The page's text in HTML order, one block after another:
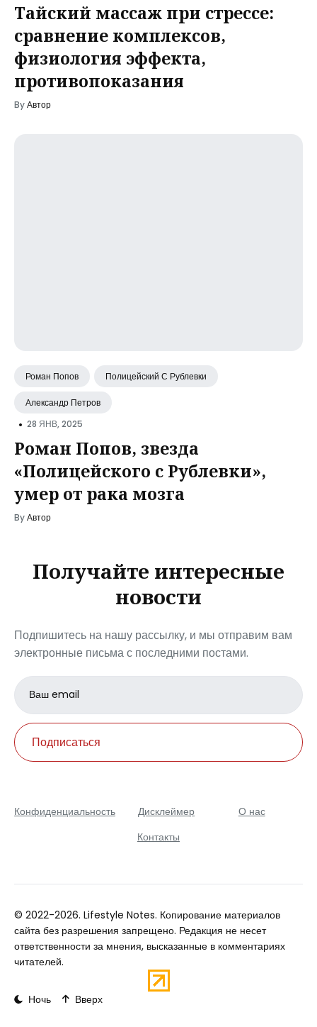
Тайский массаж при стрессе:
сравнение комплексов,
физиология эффекта,
противопоказания
ByАвтор
Роман Попов Полицейский С Рублевки
Александр Петров
• 28 ЯНВ, 2025
Роман Попов, звезда
«Полицейского с Рублевки»,
умер от рака мозга
ByАвтор
Получайте интересные
новости
Подпишитесь на нашу рассылку, и мы отправим вам
электронные письма с последними постами.
Email
address
Подписаться
Конфиденциальность Дисклеймер
О нас
Контакты
© 2022-2026. Lifestyle Notes. Копирование материалов
сайта без разрешения запрещено. Редакция не несет
ответственности за мнения, высказанные в комментариях
читателей.
Ночь Вверх